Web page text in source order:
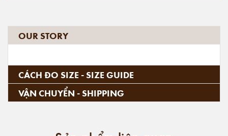
OUR STORY
CÁCH ĐO SIZE - SIZE GUIDE
VẬN CHUYỂN - SHIPPING